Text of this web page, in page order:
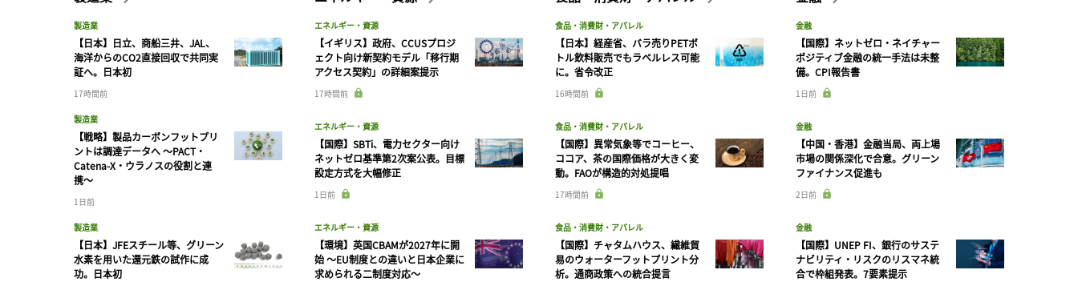
製造業
【日本】日立、商船三井、JAL、
海洋からのCO2直接回収で共同実
証へ。日本初
17時間前
製造業
【戦略】製品カーボンフットプリ
ントは調達データへ 〜PACT・
Catena-X・ウラノスの役割と連
携〜
1日前
製造業
【日本】JFEスチール等、グリーン
水素を用いた還元鉄の試作に成
功。日本初
エネルギー・資源
【イギリス】政府、CCUSプロジ
ェクト向け新契約モデル「移行期
アクセス契約」の詳細案提示
17時間前
エネルギー・資源
【国際】SBTi、電力セクター向け
ネットゼロ基準第2次案公表。目標
設定方式を大幅修正
1日前
エネルギー・資源
【環境】英国CBAMが2027年に開
始 〜EU制度との違いと日本企業に
求められる二制度対応〜
食品・消費財・アパレル
【日本】経産省、バラ売りPETボ
トル飲料販売でもラベルレス可能
に。省令改正
16時間前
食品・消費財・アパレル
【国際】異常気象等でコーヒー、
ココア、茶の国際価格が大きく変
動。FAOが構造的対処提唱
17時間前
食品・消費財・アパレル
【国際】チャタムハウス、繊維貿
易のウォーターフットプリント分
析。通商政策への統合提言
金融
【国際】ネットゼロ・ネイチャー
ポジティブ金融の統一手法は未整
備。CPI報告書
1日前
金融
【中国・香港】金融当局、両上場
市場の関係深化で合意。グリーン
ファイナンス促進も
2日前
金融
【国際】UNEP FI、銀行のサステ
ナビリティ・リスクのリスマネ統
合で枠組発表。7要素提示